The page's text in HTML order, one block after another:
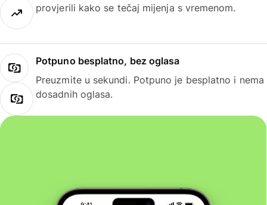
provjerili kako se tečaj mijenja s vremenom.
Potpuno besplatno, bez oglasa
Preuzmite u sekundi. Potpuno je besplatno i nema
dosadnih oglasa.